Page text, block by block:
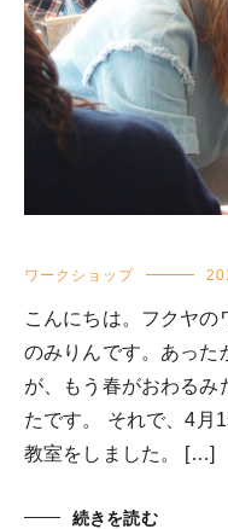
ワークショップ
こんにちは。フクヤ
のみりんです。あった
が、もう春がおわるみ
たです。 それで、4月
教室をしました。 […]
続きを読む